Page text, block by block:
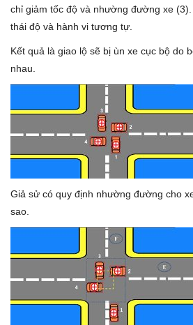
chỉ giảm tốc độ và nhường đường xe
thái độ và hành vi tương tự.
Kết quả là giao lộ sẽ bị ùn xe cục bộ do
nhau.
Giả sử có quy định nhường đường cho
sao.